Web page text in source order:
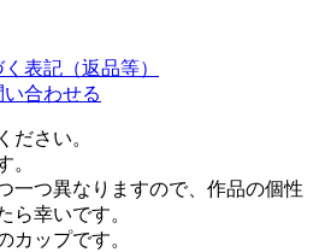
表記（返品等）
合わせる
ださい。
。
一つ異なりますので、作品の個性
ら幸いです。
カップです。